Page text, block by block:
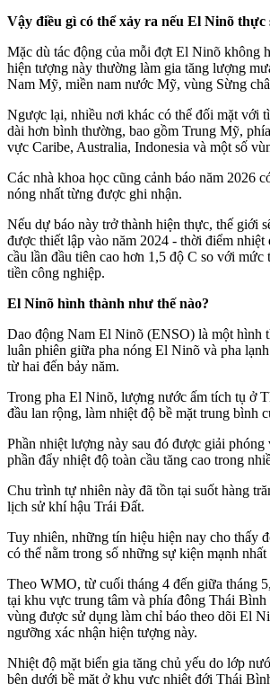
Vậy điều gì có thể xảy ra nếu El Ninõ thực
Mặc dù tác động của mỗi đợt El Ninõ không
hiện tượng này thường làm gia tăng lượng
Nam Mỹ, miền nam nước Mỹ, vùng Sừng
Ngược lại, nhiều nơi khác có thể đối mặt với
dài hơn bình thường, bao gồm Trung Mỹ,
vực Caribe, Australia, Indonesia và một số
Các nhà khoa học cũng cảnh báo năm 2026
nóng nhất từng được ghi nhận.
Nếu dự báo này trở thành hiện thực, thế giới
được thiết lập vào năm 2024 - thời điểm nhiệt
cầu lần đầu tiên cao hơn 1,5 độ C so với
tiền công nghiệp.
El Ninõ hình thành như thế nào?
Dao động Nam El Ninõ (ENSO) là một hình
luân phiên giữa pha nóng El Ninõ và pha
từ hai đến bảy năm.
Trong pha El Ninõ, lượng nước ấm tích tụ ở
đầu lan rộng, làm nhiệt độ bề mặt trung bình
Phần nhiệt lượng này sau đó được giải
phần đẩy nhiệt độ toàn cầu tăng cao trong
Chu trình tự nhiên này đã tồn tại suốt hàng
lịch sử khí hậu Trái Đất.
Tuy nhiên, những tín hiệu hiện nay cho thấy
có thể nằm trong số những sự kiện mạnh
Theo WMO, từ cuối tháng 4 đến giữa tháng
tại khu vực trung tâm và phía đông Thái
vùng được sử dụng làm chỉ báo theo dõi El
ngưỡng xác nhận hiện tượng này.
Nhiệt độ mặt biển gia tăng chủ yếu do lớp
bên dưới bề mặt ở khu vực nhiệt đới Thái